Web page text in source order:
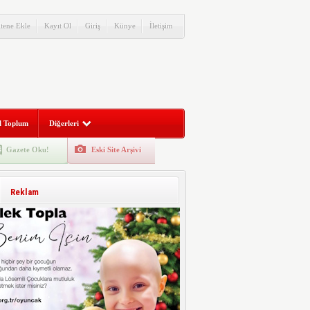
Ekle Kayıt Ol Giriş Künye İletişim
Toplum Diğerleri
Gazete Oku! Eski Site Arşivi
Reklam